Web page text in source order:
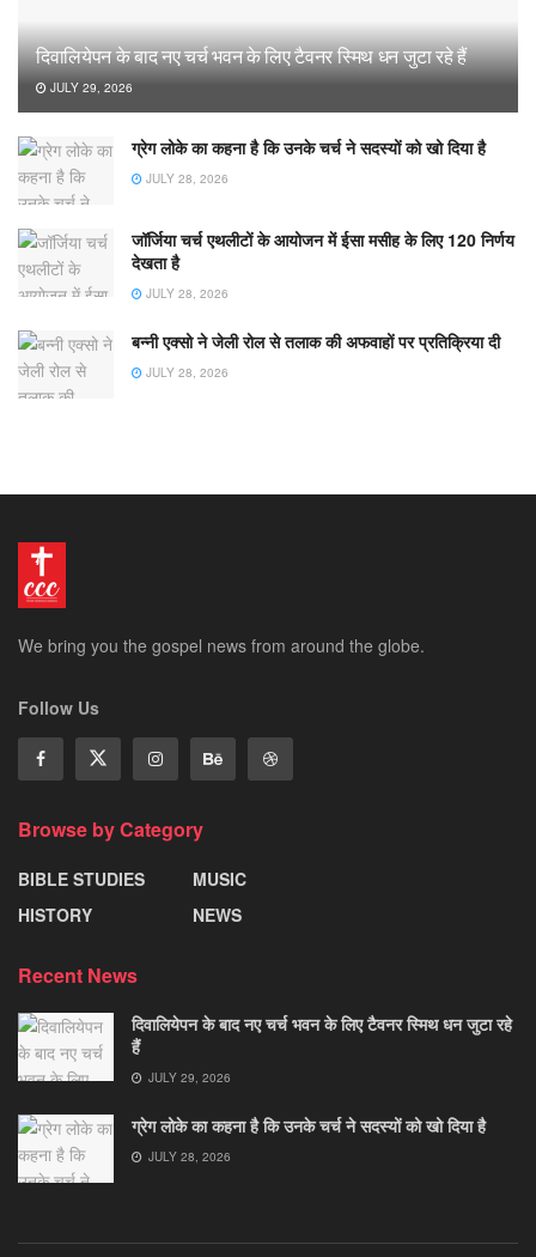
दिवालियेपन के बाद नए चर्च भवन के लिए टैवनर स्मिथ धन जुटा रहे हैं
JULY 29, 2026
ग्रेग लोके का कहना है कि उनके चर्च ने सदस्यों को खो दिया है
JULY 28, 2026
जॉर्जिया चर्च एथलीटों के आयोजन में ईसा मसीह के लिए 120 निर्णय
देखता है
JULY 28, 2026
बन्नी एक्सो ने जेली रोल से तलाक की अफवाहों पर प्रतिक्रिया दी
JULY 28, 2026
We bring you the gospel news from around the globe.
Follow Us
Browse by Category
BIBLE STUDIES
HISTORY
MUSIC
NEWS
Recent News
दिवालियेपन के बाद नए चर्च भवन के लिए टैवनर स्मिथ धन जुटा रहे
हैं
JULY 29, 2026
ग्रेग लोके का कहना है कि उनके चर्च ने सदस्यों को खो दिया है
JULY 28, 2026